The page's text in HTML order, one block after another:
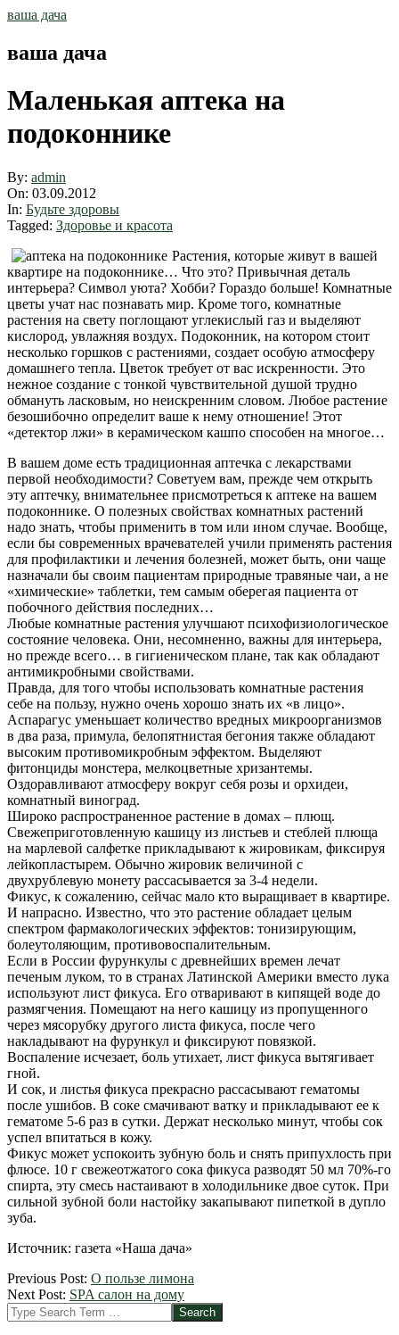
Skip
ваша дача
ваша дача
Маленькая аптека на
подоконнике
By: admin
On: 03.09.2012
In: Будьте здоровы
Tagged: Здоровье и красота
Растения, которые живут в вашей
квартире на подоконнике… Что это? Привычная деталь
интерьера? Символ уюта? Хобби? Гораздо больше! Комнатные
цветы учат нас познавать мир. Кроме того, комнатные
растения на свету поглощают углекислый газ и выделяют
кислород, увлажняя воздух. Подоконник, на котором стоит
несколько горшков с растениями, создает особую атмосферу
домашнего тепла. Цветок требует от вас искренности. Это
нежное создание с тонкой чувствительной душой трудно
обмануть ласковым, но неискренним словом. Любое растение
безошибочно определит ваше к нему отношение! Этот
«детектор лжи» в керамическом кашпо способен на многое…
В вашем доме есть традиционная аптечка с лекарствами
первой необходимости? Советуем вам, прежде чем открыть
эту аптечку, внимательнее присмотреться к аптеке на вашем
подоконнике. О полезных свойствах комнатных растений
надо знать, чтобы применить в том или ином случае. Вообще,
если бы современных врачевателей учили применять растения
для профилактики и лечения болезней, может быть, они чаще
назначали бы своим пациентам природные травяные чаи, а не
«химические» таблетки, тем самым оберегая пациента от
побочного действия последних…
Любые комнатные растения улучшают психофизиологическое
состояние человека. Они, несомненно, важны для интерьера,
но прежде всего… в гигиеническом плане, так как обладают
антимикробными свойствами.
Правда, для того чтобы использовать комнатные растения
себе на пользу, нужно очень хорошо знать их «в лицо».
Аспарагус уменьшает количество вредных микроорганизмов
в два раза, примула, белопятнистая бегония также обладают
высоким противомикробным эффектом. Выделяют
фитонциды монстера, мелкоцветные хризантемы.
Оздоравливают атмосферу вокруг себя розы и орхидеи,
комнатный виноград.
Широко распространенное растение в домах – плющ.
Свежеприготовленную кашицу из листьев и стеблей плюща
на марлевой салфетке прикладывают к жировикам, фиксируя
лейкопластырем. Обычно жировик величиной с
двухрублевую монету рассасывается за 3-4 недели.
Фикус, к сожалению, сейчас мало кто выращивает в квартире.
И напрасно. Известно, что это растение обладает целым
спектром фармакологических эффектов: тонизирующим,
болеутоляющим, противовоспалительным.
Если в России фурункулы с древнейших времен лечат
печеным луком, то в странах Латинской Америки вместо лука
используют лист фикуса. Его отваривают в кипящей воде до
размягчения. Помещают на него кашицу из пропущенного
через мясорубку другого листа фикуса, после чего
накладывают на фурункул и фиксируют повязкой.
Воспаление исчезает, боль утихает, лист фикуса вытягивает
гной.
И сок, и листья фикуса прекрасно рассасывают гематомы
после ушибов. В соке смачивают ватку и прикладывают ее к
гематоме 5-6 раз в сутки. Держат несколько минут, чтобы сок
успел впитаться в кожу.
Фикус может успокоить зубную боль и снять припухлость при
флюсе. 10 г свежеотжатого сока фикуса разводят 50 мл 70%-го
спирта, эту смесь настаивают в холодильнике двое суток. При
сильной зубной боли настойку закапывают пипеткой в дупло
зуба.
Источник: газета «Наша дача»
2012-
09-
03
Previous Post: О пользе лимона
Next Post: SPA салон на дому
Search